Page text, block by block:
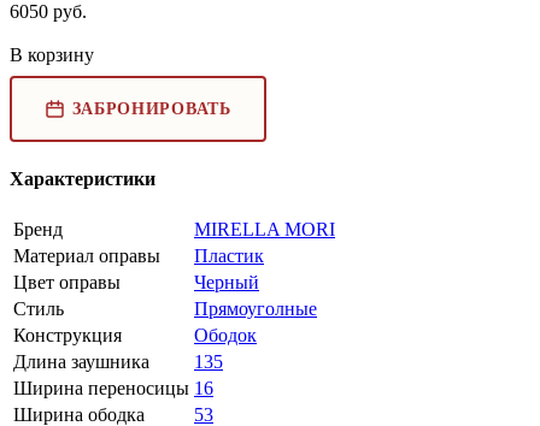
6050 руб.
В корзину
ЗАБРОНИРОВАТЬ
Характеристики
Бренд
MIRELLA MORI
Материал оправы
Пластик
Цвет оправы
Черный
Стиль
Прямоуголные
Конструкция
Ободок
Длина заушника
135
Ширина переносицы 16
Ширина ободка
53